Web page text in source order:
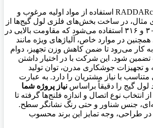
از نقاط قوت مهم RADDARco استفاده از مواد اولیه مرغوب و
مثال، در ساخت بخش‌های فلزی لول گیج‌ها از
فولادهای ضدزنگ ۳۰۴ و ۳۱۶ استفاده می‌شود که مقاومت بالایی در
همچنین در موارد خاص، آلیاژهای ویژه مانند
به کار می‌رود تا ضمن کاهش وزن تجهیز، دوام
شود. این شرکت با در اختیار داشتن
و تجهیزات جوشکاری مدرن، توان تولید
با نیاز مشتریان را دارد. به عبارت
لول گیج را دقیقاً براساس نیاز پروژه شما
انتخاب نوع اتصال و اندازه فلنج‌ها گرفته تا
جنس شناور و حتی رنگ نشانگر سطح.
طراحی، وجه تمایز این برند محسوب